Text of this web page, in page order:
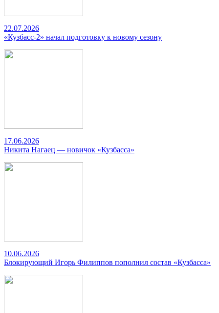
22.07.2026
«Кузбасс-2» начал подготовку к новому сезону
17.06.2026
Никита Нагаец — новичок «Кузбасса»
10.06.2026
Блокирующий Игорь Филиппов пополнил состав «Кузбасса»